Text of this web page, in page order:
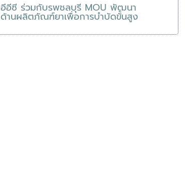
อีอีซี ร่วมกับรพชลบุรี MOU พัฒนา
ด้านผลิตภัณฑ์ยาเพื่อการบำบัดขั้นสูง